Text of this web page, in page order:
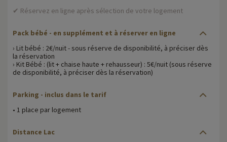
✔ Réservez en ligne après sélection de votre logement
Pack bébé - en supplément et à réserver en ligne
› Lit bébé : 2€/nuit - sous réserve de disponibilité, à préciser dès
la réservation
› Kit Bébé : (lit + chaise haute + rehausseur) : 5€/nuit (sous réserve
de disponibilité, à préciser dès la réservation)
Parking - inclus dans le tarif
• 1 place par logement
Distance Lac